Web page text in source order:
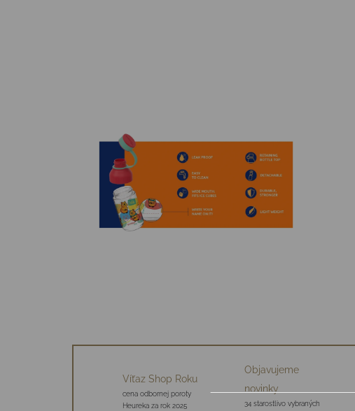
Víťaz Shop Roku
cena odbornej poroty
Heureka za rok 2025
Objavujeme
novinky
34 starostlivo vybraných